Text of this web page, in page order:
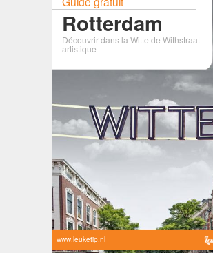
Rotterdam
Découvrir dans la Witte de Withstraat
artistique
www.leuketip.nl